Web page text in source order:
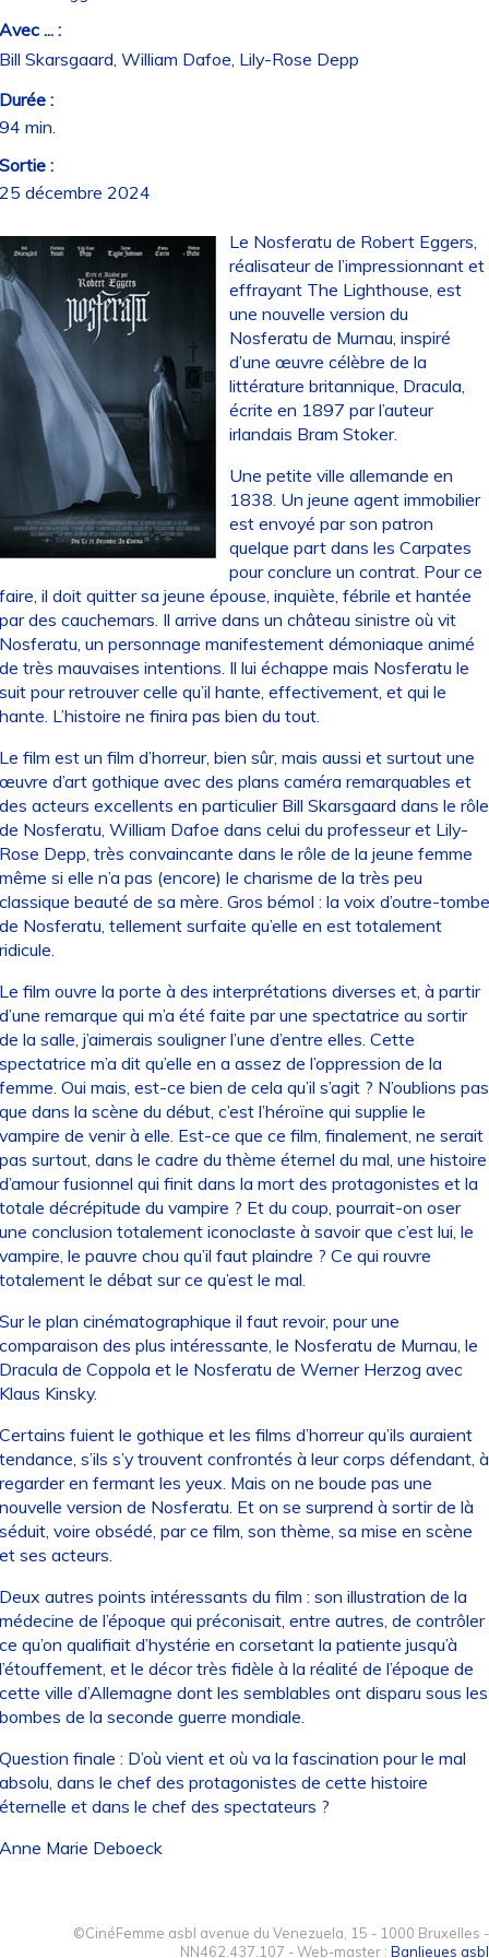
... :
Skarsgaard, William Dafoe, Lily-Rose Depp
:
min.
:
décembre 2024
Le Nosferatu de Robert Eggers,
réalisateur de l’impressionnant et
effrayant The Lighthouse, est
une nouvelle version du
Nosferatu de Murnau, inspiré
d’une œuvre célèbre de la
littérature britannique, Dracula,
écrite en 1897 par l’auteur
irlandais Bram Stoker.
Une petite ville allemande en
1838. Un jeune agent immobilier
est envoyé par son patron
quelque part dans les Carpates
pour conclure un contrat. Pour ce
il doit quitter sa jeune épouse, inquiète, fébrile et hantée
des cauchemars. Il arrive dans un château sinistre où vit
un personnage manifestement démoniaque animé
très mauvaises intentions. Il lui échappe mais Nosferatu le
pour retrouver celle qu’il hante, effectivement, et qui le
L’histoire ne finira pas bien du tout.
film est un film d’horreur, bien sûr, mais aussi et surtout une
d’art gothique avec des plans caméra remarquables et
acteurs excellents en particulier Bill Skarsgaard dans le rôle
Nosferatu, William Dafoe dans celui du professeur et Lily-
Depp, très convaincante dans le rôle de la jeune femme
si elle n’a pas (encore) le charisme de la très peu
beauté de sa mère. Gros bémol : la voix d’outre-tombe
Nosferatu, tellement surfaite qu’elle en est totalement
film ouvre la porte à des interprétations diverses et, à partir
remarque qui m’a été faite par une spectatrice au sortir
la salle, j’aimerais souligner l’une d’entre elles. Cette
m’a dit qu’elle en a assez de l’oppression de la
Oui mais, est-ce bien de cela qu’il s’agit ? N’oublions pas
dans la scène du début, c’est l’héroïne qui supplie le
de venir à elle. Est-ce que ce film, finalement, ne serait
surtout, dans le cadre du thème éternel du mal, une histoire
fusionnel qui finit dans la mort des protagonistes et la
décrépitude du vampire ? Et du coup, pourrait-on oser
conclusion totalement iconoclaste à savoir que c’est lui, le
le pauvre chou qu’il faut plaindre ? Ce qui rouvre
le débat sur ce qu’est le mal.
le plan cinématographique il faut revoir, pour une
des plus intéressante, le Nosferatu de Murnau, le
de Coppola et le Nosferatu de Werner Herzog avec
Kinsky.
fuient le gothique et les films d’horreur qu’ils auraient
s’ils s’y trouvent confrontés à leur corps défendant, à
en fermant les yeux. Mais on ne boude pas une
version de Nosferatu. Et on se surprend à sortir de là
voire obsédé, par ce film, son thème, sa mise en scène
ses acteurs.
autres points intéressants du film : son illustration de la
de l’époque qui préconisait, entre autres, de contrôler
qu’on qualifiait d’hystérie en corsetant la patiente jusqu’à
et le décor très fidèle à la réalité de l’époque de
ville d’Allemagne dont les semblables ont disparu sous les
de la seconde guerre mondiale.
finale : D’où vient et où va la fascination pour le mal
dans le chef des protagonistes de cette histoire
et dans le chef des spectateurs ?
Marie Deboeck
©CinéFemme asbl avenue du Venezuela, 15 - 1000 Bruxelles -
NN462.437.107 - Web-master : Banlieues asbl